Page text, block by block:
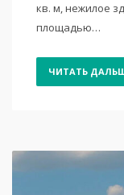
кв. м, нежилое
площадью…
ЧИТАТЬ